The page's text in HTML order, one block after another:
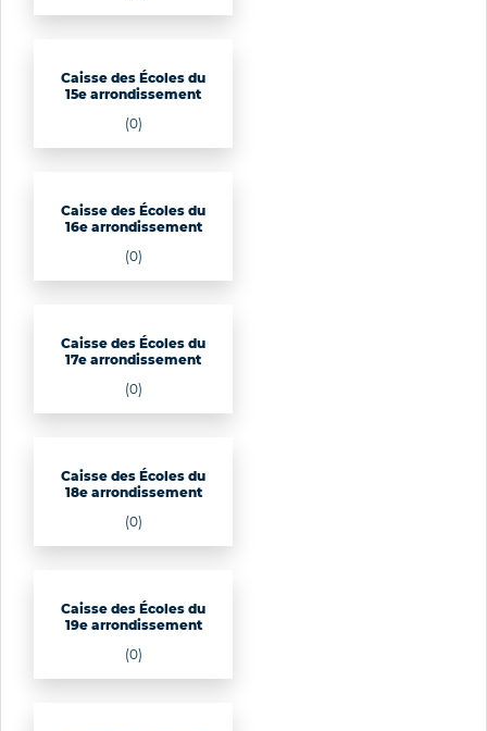
Caisse des Écoles du
15e arrondissement
(0)
Caisse des Écoles du
16e arrondissement
(0)
Caisse des Écoles du
17e arrondissement
(0)
Caisse des Écoles du
18e arrondissement
(0)
Caisse des Écoles du
19e arrondissement
(0)